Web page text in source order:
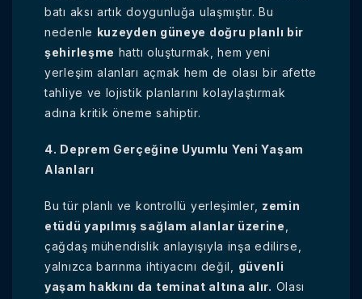
batı aksı artık doygunluğa ulaşmıştır. Bu
nedenle kuzeyden güneye doğru planlı bir
şehirleşme hattı oluşturmak, hem yeni
yerleşim alanları açmak hem de olası bir afette
tahliye ve lojistik planlarını kolaylaştırmak
adına kritik öneme sahiptir.
4. Deprem Gerçeğine Uyumlu Yeni Yaşam
Alanları
Bu tür planlı ve kontrollü yerleşimler, zemin
etüdü yapılmış sağlam alanlar üzerine,
çağdaş mühendislik anlayışıyla inşa edilirse,
yalnızca barınma ihtiyacını değil, güvenli
yaşam hakkını da teminat altına alır. Olası